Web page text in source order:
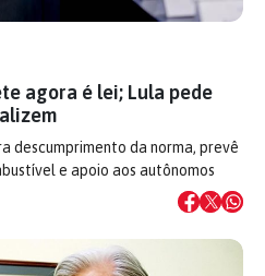
agora é lei; Lula pede
descumprimento da norma, prevê
e apoio aos autônomos